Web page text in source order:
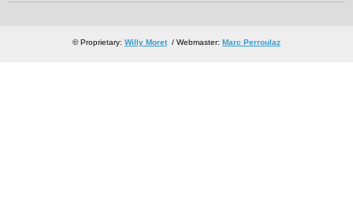
© Proprietary: Willy Moret/ Webmaster: Marc Perroulaz